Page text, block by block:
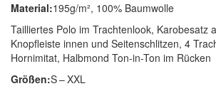
Material:195g/m², 100% Baumwolle
Tailliertes Polo im Trachtenlook, Karobesatz
Knopfleiste innen und Seitenschlitzen, 4
Hornimitat, Halbmond Ton-in-Ton im Rücken
Größen:S – XXL